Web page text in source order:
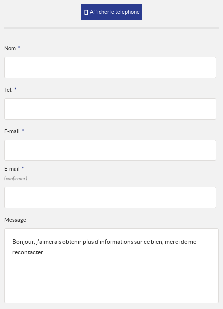
Afficher le téléphone
Nom *
Tél. *
E-mail *
E-mail *
(confirmer)
Message